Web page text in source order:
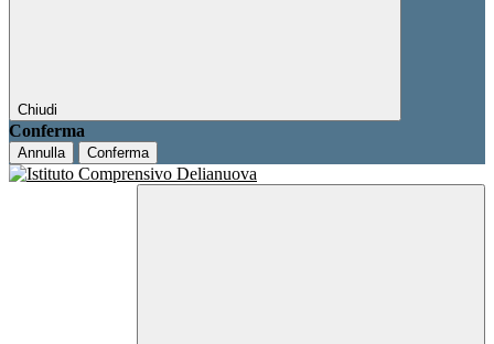
Chiudi
Conferma
Annulla Conferma